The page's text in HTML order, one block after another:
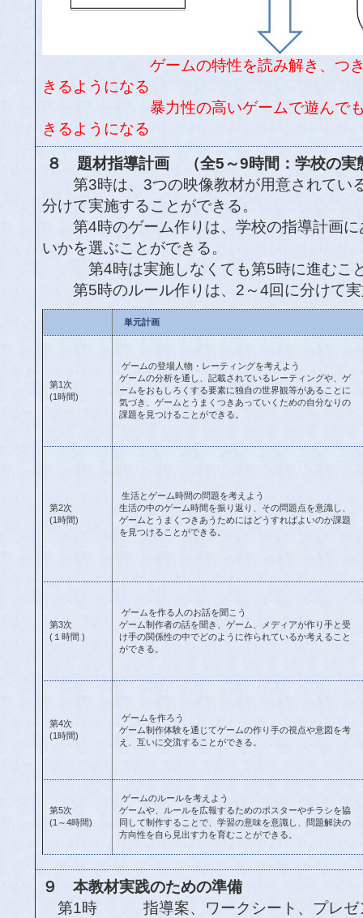
ゲームの特性を読み解き、つ
きるようになる
暴力性の高いゲームで遊んで
きるようになる
８ 題材指導計画 （全5～9時間：学校の実
第3時は、3つの映像教材が用意されてい
分けて実施することができる。
第4時のゲーム作りは、学校の指導計画に
いかを選ぶことができる。
第4時は実施しなくても第5時に進むこ
第5時のルール作りは、2～4回に分けて実
単元計画
第1次
(1時間)
ゲームの登場人物・レーティングを考えよう
ゲームの分析を通し、記載されているレーティングや、ゲ
ームをおもしろくする要素に独自の世界観等があることに
気づき、ゲームとうまくつきあっていくための自分なりの
課題を見つけることができる。
第2次
(1時間)
生活とゲーム時間の問題を考えよう
生活の中のゲーム時間を振り返り、その問題点を意識し、
ゲームとうまくつきあうためにはどうすればよいのか課題
を見つけることができる。
第3次
(１時間 )
ゲームを作る人のお話を聞こう
ゲーム制作者の話を聞き、ゲーム、メディアが作り手と受
け手の関係性の中でどのように作られているか考えること
ができる。
第4次
(1時間)
ゲームを作ろう
ゲーム制作体験を通じてゲームの作り手の視点や意図を考
え、互いに交流することができる。
第5次
(1～4時間)
ゲームのルールを考えよう
ゲームや、ルールを広報するためのポスターやチラシを協
同して制作することで、学習の意味を意識し、問題解決の
方向性を自ら見出す力を育むことができる。
９ 本教材実践のための準備
第1時 指導案、ワークシート、プレゼ